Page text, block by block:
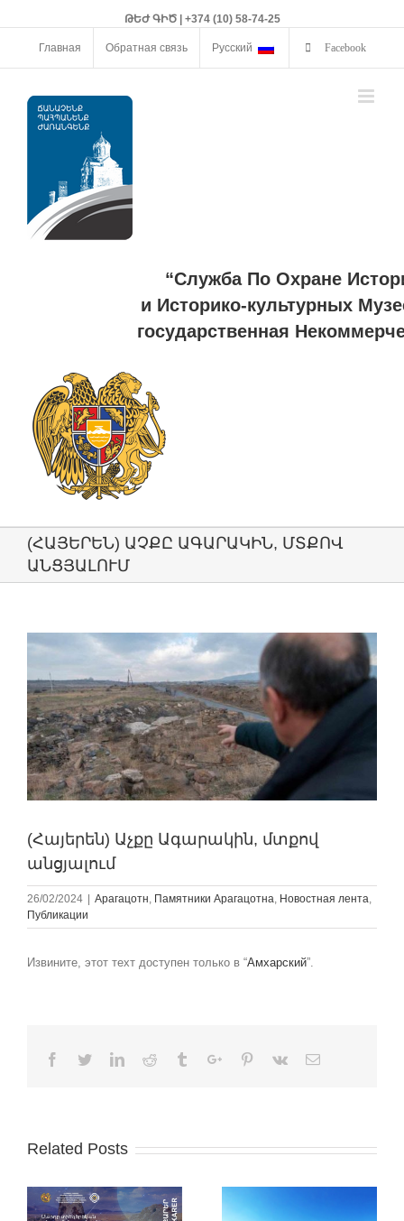
ԹԵԺ ԳԻԾ | +374 (10) 58-74-25
Главная Обратная связь Русский Facebook
“Служба По Охране
и Историко-культурных
государственная
(ՀԱՅԵՐԵՆ) ԱՉՔԸ ԱԳԱՐԱԿԻՆ, ՄՏՔՈՎ
ԱՆՑՅԱԼՈՒՄ
View
Image
(Հայերեն) Աչքը Ագարակին, մտքով
անցյալում
26/02/2024 Арагацотн, Памятники Арагацотна, Новостная лента,
Публикации
Извините, этот техт доступен только в “Амхарский”.
Facebook
TwitterLinkedinReddit TumblrGoogle+Pinterest
Vk Email
Related Posts